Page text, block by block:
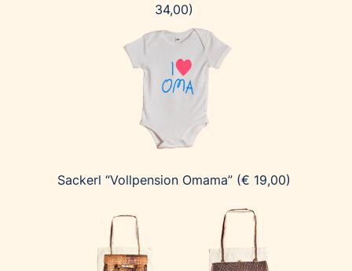
34,00)
Sackerl “Vollpension Omama” (€ 19,00)